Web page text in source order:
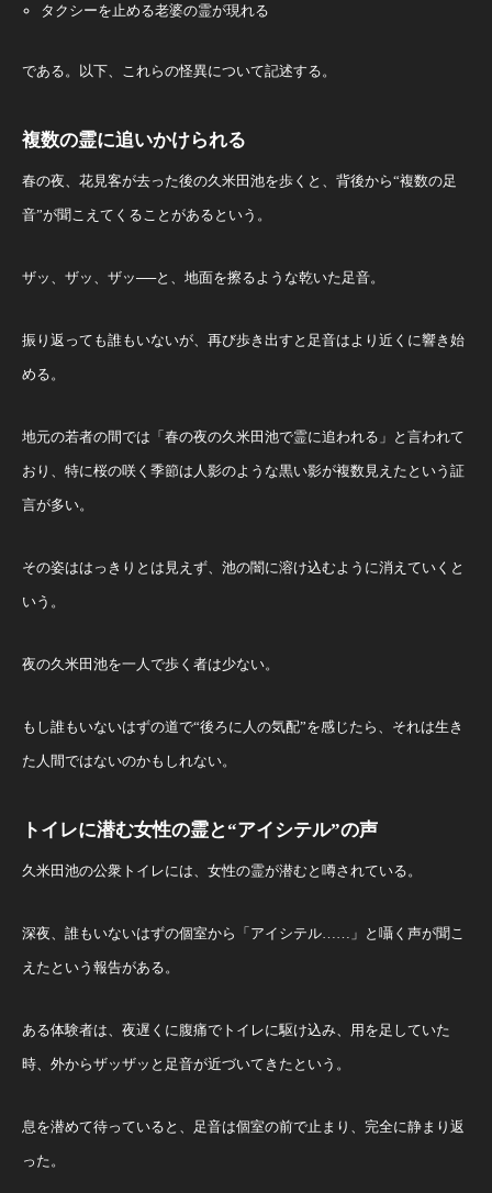
タクシーを止める老婆の霊が現れる
である。以下、これらの怪異について記述する。
複数の霊に追いかけられる
春の夜、花見客が去った後の久米田池を歩くと、背後から“複数の足
音”が聞こえてくることがあるという。
ザッ、ザッ、ザッ──と、地面を擦るような乾いた足音。
振り返っても誰もいないが、再び歩き出すと足音はより近くに響き始
める。
地元の若者の間では「春の夜の久米田池で霊に追われる」と言われて
おり、特に桜の咲く季節は人影のような黒い影が複数見えたという証
言が多い。
その姿ははっきりとは見えず、池の闇に溶け込むように消えていくと
いう。
夜の久米田池を一人で歩く者は少ない。
もし誰もいないはずの道で“後ろに人の気配”を感じたら、それは生き
た人間ではないのかもしれない。
トイレに潜む女性の霊と“アイシテル”の声
久米田池の公衆トイレには、女性の霊が潜むと噂されている。
深夜、誰もいないはずの個室から「アイシテル……」と囁く声が聞こ
えたという報告がある。
ある体験者は、夜遅くに腹痛でトイレに駆け込み、用を足していた
時、外からザッザッと足音が近づいてきたという。
息を潜めて待っていると、足音は個室の前で止まり、完全に静まり返
った。